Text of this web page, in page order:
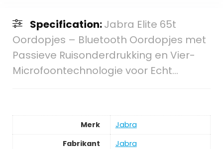
Specification:Jabra Elite 65t
Oordopjes – Bluetooth Oordopjes met
Passieve Ruisonderdrukking en Vier-
Microfoontechnologie voor Echt…
Merk
Jabra
Fabrikant
Jabra